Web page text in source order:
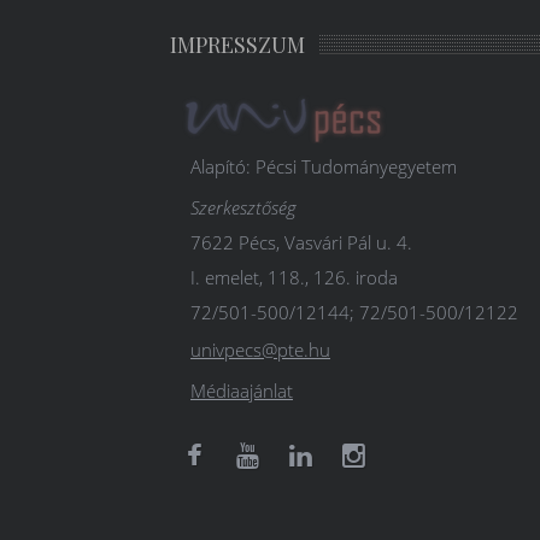
IMPRESSZUM
Alapító: Pécsi Tudományegyetem
Szerkesztőség
7622 Pécs, Vasvári Pál u. 4.
I. emelet, 118., 126. iroda
72/501-500/12144; 72/501-500/12122
univpecs@pte.hu
Médiaajánlat